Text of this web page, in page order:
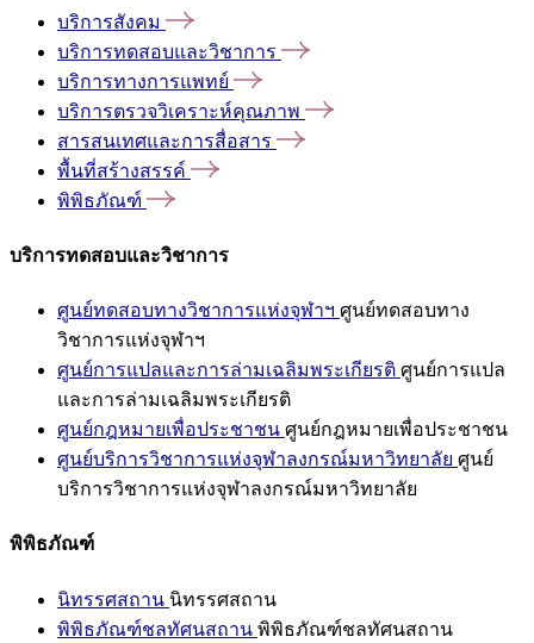
บริการสังคม
บริการทดสอบและวิชาการ
บริการทางการแพทย์
บริการตรวจวิเคราะห์คุณภาพ
สารสนเทศและการสื่อสาร
พื้นที่สร้างสรรค์
พิพิธภัณฑ์
บริการทดสอบและวิชาการ
ศูนย์ทดสอบทางวิชาการแห่งจุฬาฯ ศูนย์ทดสอบทาง
วิชาการแห่งจุฬาฯ
ศูนย์การแปลและการล่ามเฉลิมพระเกียรติ ศูนย์การแปล
และการล่ามเฉลิมพระเกียรติ
ศูนย์กฎหมายเพื่อประชาชน ศูนย์กฎหมายเพื่อประชาชน
ศูนย์บริการวิชาการแห่งจุฬาลงกรณ์มหาวิทยาลัย ศูนย์
บริการวิชาการแห่งจุฬาลงกรณ์มหาวิทยาลัย
พิพิธภัณฑ์
นิทรรศสถาน นิทรรศสถาน
พิพิธภัณฑ์ชลทัศนสถาน พิพิธภัณฑ์ชลทัศนสถาน